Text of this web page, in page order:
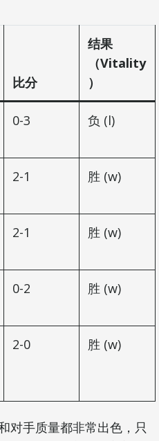
比分
结果
（Vitality
）
0-3 负 (l)
2-1 胜 (w)
2-1 胜 (w)
0-2 胜 (w)
2-0 胜 (w)
对手质量都非常出色，只